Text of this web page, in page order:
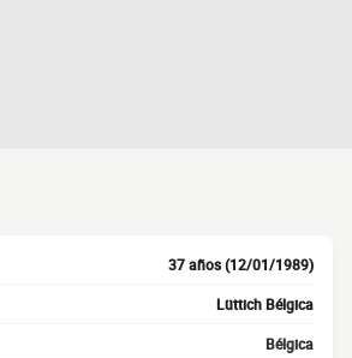
37 años (12/01/1989)
Lüttich Bélgica
Bélgica